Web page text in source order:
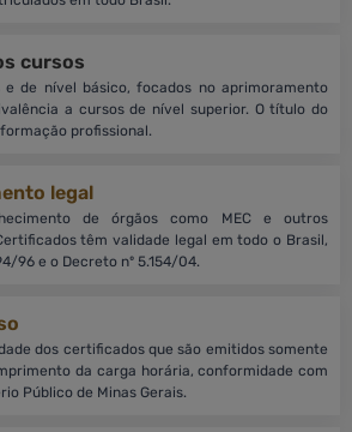
cursos
e de nível básico, focados no aprimoramento
a cursos de nível superior. O título do
profissional.
legal
de órgãos como MEC e outros
têm validade legal em todo o Brasil,
96 e o Decreto nº 5.154/04.
dos certificados que são emitidos somente
da carga horária, conformidade com
Público de Minas Gerais.